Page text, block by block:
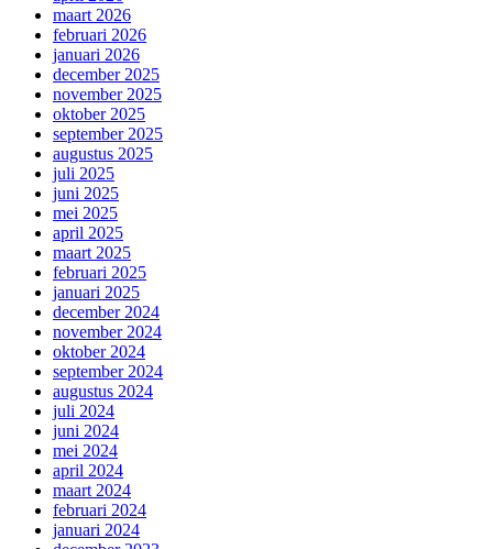
maart 2026
februari 2026
januari 2026
december 2025
november 2025
oktober 2025
september 2025
augustus 2025
juli 2025
juni 2025
mei 2025
april 2025
maart 2025
februari 2025
januari 2025
december 2024
november 2024
oktober 2024
september 2024
augustus 2024
juli 2024
juni 2024
mei 2024
april 2024
maart 2024
februari 2024
januari 2024